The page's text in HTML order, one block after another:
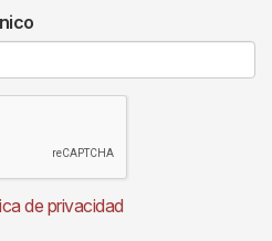
de privacidad